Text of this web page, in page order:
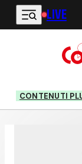
Vai al contenuto
LIVE
CONTENUTI